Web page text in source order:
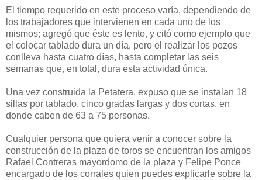
El tiempo requerido en este proceso varía, dependiendo de
los trabajadores que intervienen en cada uno de los
mismos; agregó que éste es lento, y citó como ejemplo que
el colocar tablado dura un día, pero el realizar los pozos
conlleva hasta cuatro días, hasta completar las seis
semanas que, en total, dura esta actividad única.
Una vez construida la Petatera, expuso que se instalan 18
sillas por tablado, cinco gradas largas y dos cortas, en
donde caben de 63 a 75 personas.
Cualquier persona que quiera venir a conocer sobre la
construcción de la plaza de toros se encuentran los amigos
Rafael Contreras mayordomo de la plaza y Felipe Ponce
encargado de los corrales quien puedes explicarle sobre la